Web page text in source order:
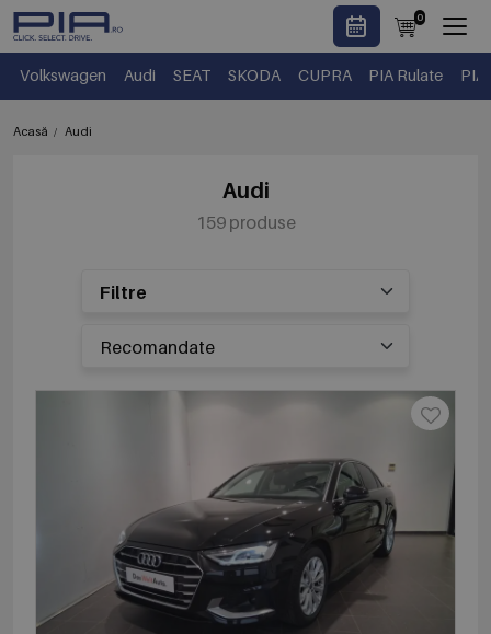
0
Volkswagen Audi SEAT SKODA CUPRA PIA Rulate PIA
Acasă Audi
Audi
159 produse
Filtre